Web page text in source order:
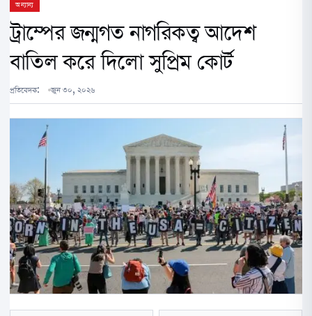
অন্যান্য
ট্রাম্পের জন্মগত নাগরিকত্ব আদেশ
বাতিল করে দিলো সুপ্রিম কোর্ট
প্রতিবেদক: জুন ৩০, ২০২৬